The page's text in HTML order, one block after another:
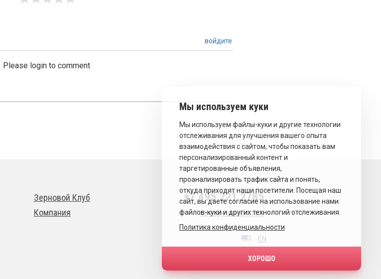
войдите
Please login to comment
Зерновой Клуб
Компания
+7 495 221 2785
sales@sovecon.com
EN
Политика конфиденциальности